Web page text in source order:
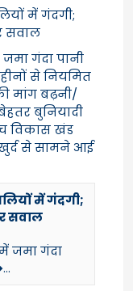
में गंदगी;
सवाल
गंदा पानी
से नियमित
मांग बढ़नी/
बुनियादी
विकास खंड
खुर्द से सामने आई
में गंदगी;
सवाल
जमा गंदा